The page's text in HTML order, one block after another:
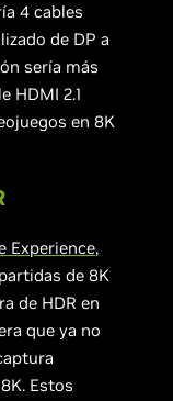
4 cables
de DP a
sería más
HDMI 2.1
en 8K
Experience,
de 8K
de HDR en
que ya no
Estos